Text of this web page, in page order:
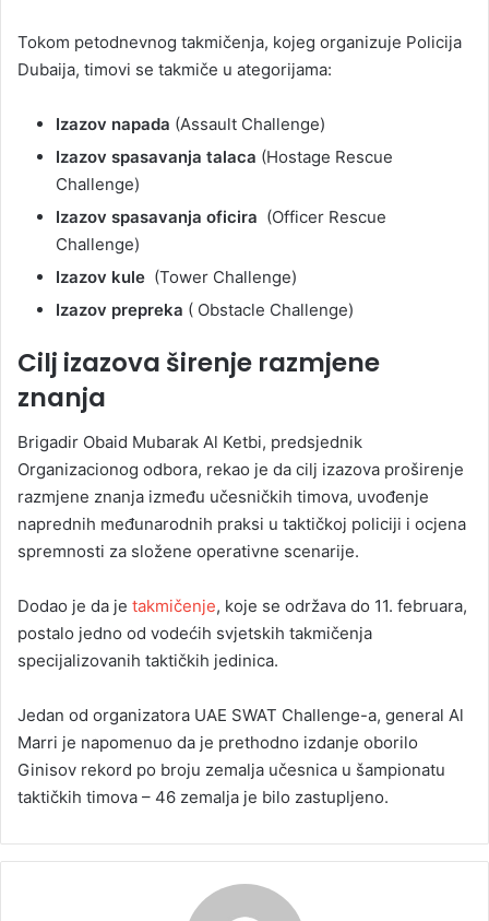
Tokom petodnevnog takmičenja, kojeg organizuje Policija
Dubaija, timovi se takmiče u ategorijama:
Izazov napada (Assault Challenge)
Izazov spasavanja talaca (Hostage Rescue
Challenge)
Izazov spasavanja oficira (Officer Rescue
Challenge)
Izazov kule (Tower Challenge)
Izazov prepreka ( Obstacle Challenge)
Cilj izazova širenje razmjene
znanja
Brigadir Obaid Mubarak Al Ketbi, predsjednik
Organizacionog odbora, rekao je da cilj izazova proširenje
razmjene znanja između učesničkih timova, uvođenje
naprednih međunarodnih praksi u taktičkoj policiji i ocjena
spremnosti za složene operativne scenarije.
Dodao je da je takmičenje, koje se održava do 11. februara,
postalo jedno od vodećih svjetskih takmičenja
specijalizovanih taktičkih jedinica.
Jedan od organizatora UAE SWAT Challenge-a, general Al
Marri je napomenuo da je prethodno izdanje oborilo
Ginisov rekord po broju zemalja učesnica u šampionatu
taktičkih timova – 46 zemalja je bilo zastupljeno.